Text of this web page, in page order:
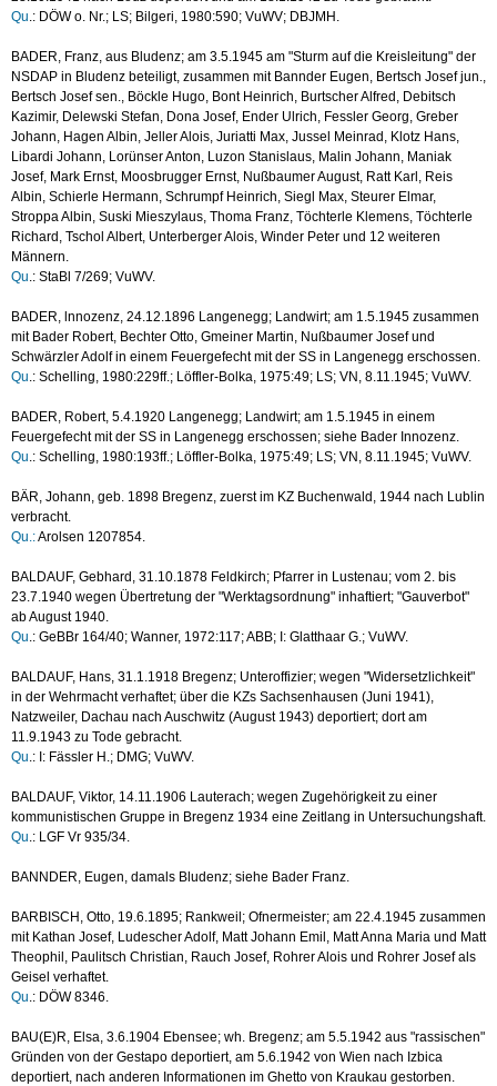
Qu .: DÖW o. Nr.; LS; Bilgeri, 1980:590; VuWV; DBJMH.
BADER, Franz, aus Bludenz; am 3.5.1945 am "Sturm auf die Kreisleitung" der
NSDAP in Bludenz beteiligt, zusammen mit Bannder Eugen, Bertsch Josef jun.,
Bertsch Josef sen., Böckle Hugo, Bont Heinrich, Burtscher Alfred, Debitsch
Kazimir, Delewski Stefan, Dona Josef, Ender Ulrich, Fessler Georg, Greber
Johann, Hagen Albin, Jeller Alois, Juriatti Max, Jussel Meinrad, Klotz Hans,
Libardi Johann, Lorünser Anton, Luzon Stanislaus, Malin Johann, Maniak
Josef, Mark Ernst, Moosbrugger Ernst, Nußbaumer August, Ratt Karl, Reis
Albin, Schierle Hermann, Schrumpf Heinrich, Siegl Max, Steurer Elmar,
Stroppa Albin, Suski Mieszylaus, Thoma Franz, Töchterle Klemens, Töchterle
Richard, Tschol Albert, Unterberger Alois, Winder Peter und 12 weiteren
Männern.
Qu .: StaBl 7/269; VuWV.
BADER, lnnozenz, 24.12.1896 Langenegg; Landwirt; am 1.5.1945 zusammen
mit Bader Robert, Bechter Otto, Gmeiner Martin, Nußbaumer Josef und
Schwärzler Adolf in einem Feuergefecht mit der SS in Langenegg erschossen.
Qu .: Schelling, 1980:229ff.; Löffler-Bolka, 1975:49; LS; VN, 8.11.1945; VuWV.
BADER, Robert, 5.4.1920 Langenegg; Landwirt; am 1.5.1945 in einem
Feuergefecht mit der SS in Langenegg erschossen; siehe Bader Innozenz.
Qu .: Schelling, 1980:193ff.; Löffler-Bolka, 1975:49; LS; VN, 8.11.1945; VuWV.
BÄR, Johann, geb. 1898 Bregenz, zuerst im KZ Buchenwald, 1944 nach Lublin
verbracht.
Qu.:Arolsen 1207854.
BALDAUF, Gebhard, 31.10.1878 Feldkirch; Pfarrer in Lustenau; vom 2. bis
23.7.1940 wegen Übertretung der "Werktagsordnung" inhaftiert; "Gauverbot"
ab August 1940.
Qu .: GeBBr 164/40; Wanner, 1972:117; ABB; I: Glatthaar G.; VuWV.
BALDAUF, Hans, 31.1.1918 Bregenz; Unteroffizier; wegen "Widersetzlichkeit"
in der Wehrmacht verhaftet; über die KZs Sachsenhausen (Juni 1941),
Natzweiler, Dachau nach Auschwitz (August 1943) deportiert; dort am
11.9.1943 zu Tode gebracht.
Qu .: I: Fässler H.; DMG; VuWV.
BALDAUF, Viktor, 14.11.1906 Lauterach; wegen Zugehörigkeit zu einer
kommunistischen Gruppe in Bregenz 1934 eine Zeitlang in Untersuchungshaft.
Qu .: LGF Vr 935/34.
BANNDER, Eugen, damals Bludenz; siehe Bader Franz.
BARBISCH, Otto, 19.6.1895; Rankweil; Ofnermeister; am 22.4.1945 zusammen
mit Kathan Josef, Ludescher Adolf, Matt Johann Emil, Matt Anna Maria und Matt
Theophil, Paulitsch Christian, Rauch Josef, Rohrer Alois und Rohrer Josef als
Geisel verhaftet.
Qu .: DÖW 8346.
BAU(E)R, Elsa, 3.6.1904 Ebensee; wh. Bregenz; am 5.5.1942 aus "rassischen"
Gründen von der Gestapo deportiert, am 5.6.1942 von Wien nach Izbica
deportiert, nach anderen Informationen im Ghetto von Kraukau gestorben.